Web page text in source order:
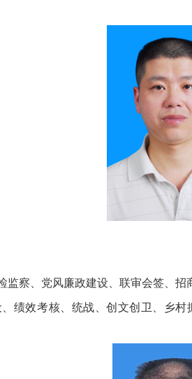
、党风廉政建设、联审会签、招
绩效考核、统战、创文创卫、乡